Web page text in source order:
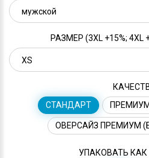
РАЗМЕР (3XL +15%; 4XL
СТАНДАРТ
ОВЕРСАЙЗ ПРЕМИУМ
УПАКОВАТЬ